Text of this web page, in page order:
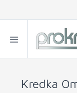
Kredka